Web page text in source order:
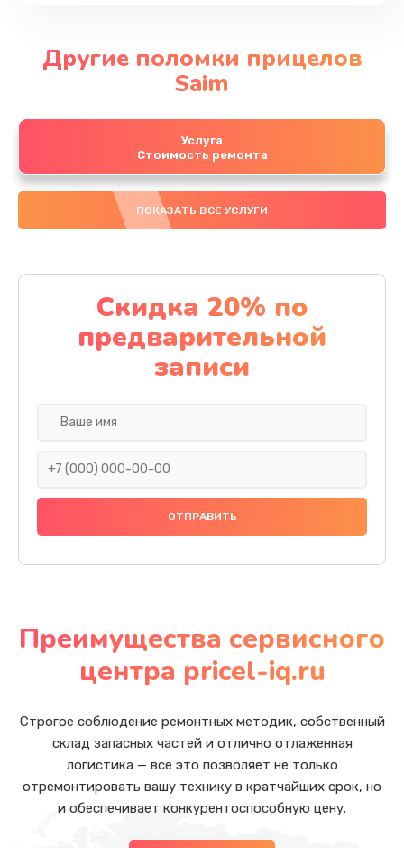
Другие поломки прицелов
Saim
Услуга
Стоимость ремонта
ПОКАЗАТЬ ВСЕ УСЛУГИ
Скидка 20% по
предварительной
записи
Преимущества сервисного
центра pricel-iq.ru
Строгое соблюдение ремонтных методик, собственный
склад запасных частей и отлично отлаженная
логистика — все это позволяет не только
отремонтировать вашу технику в кратчайших срок, но
и обеспечивает конкурентоспособную цену.